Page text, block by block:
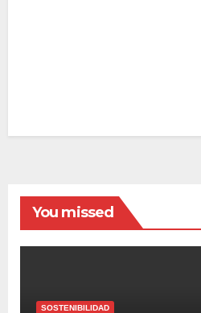
You missed
SOSTENIBILIDAD